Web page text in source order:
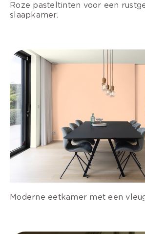
Roze pasteltinten voor een
slaapkamer.
Moderne eetkamer met een